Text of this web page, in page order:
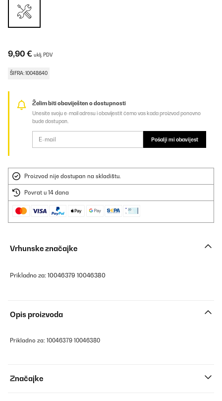
9,90 € uklj. PDV
ŠIFRA: 10048640
Želim biti obaviješten o dostupnosti
Unesite svoju e-mail adresu i obavijestit ćemo vas kada proizvod ponovno
bude dostupan.
Pošalji mi obavijest
Proizvod nije dostupan na skladištu.
Povrat u 14 dana
Vrhunske značajke
Prikladno za: 10046379 10046380
Opis proizvoda
Prikladno za: 10046379 10046380
Značajke